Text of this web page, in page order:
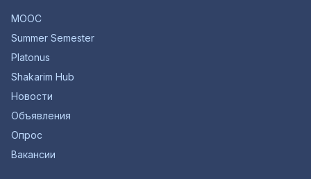
MOOC
Summer Semester
Platonus
Shakarim Hub
Новости
Объявления
Опрос
Вакансии